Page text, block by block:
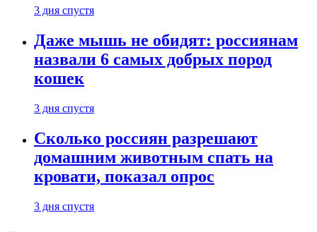
3 дня спустя
Даже мышь не обидят: россиянам
назвали 6 самых добрых пород
кошек
3 дня спустя
Сколько россиян разрешают
домашним животным спать на
кровати, показал опрос
3 дня спустя